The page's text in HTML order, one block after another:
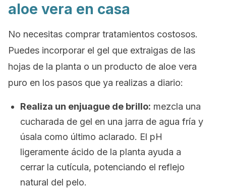
aloe vera en casa
No necesitas comprar tratamientos costosos.
Puedes incorporar el gel que extraigas de las
hojas de la planta o un producto de aloe vera
puro en los pasos que ya realizas a diario:
Realiza un enjuague de brillo: mezcla una
cucharada de gel en una jarra de agua fría y
úsala como último aclarado. El pH
ligeramente ácido de la planta ayuda a
cerrar la cutícula, potenciando el reflejo
natural del pelo.